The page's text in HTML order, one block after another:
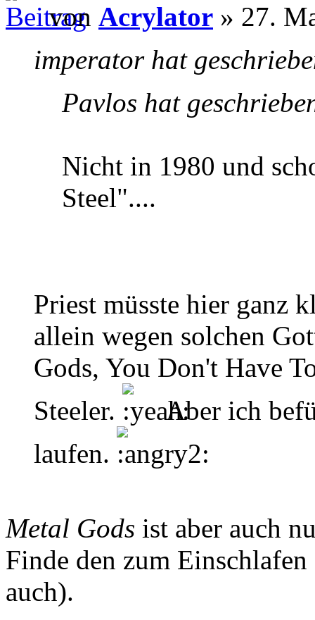
von Acrylator » 27.
imperator hat
Pavlos hat
Nicht in 1980 und
Steel"....
Priest müsste hier ganz
allein wegen solchen
Gods, You Don't Have
Steeler.
Aber ich
laufen.
Metal Gods ist aber auch
Finde den zum
auch).